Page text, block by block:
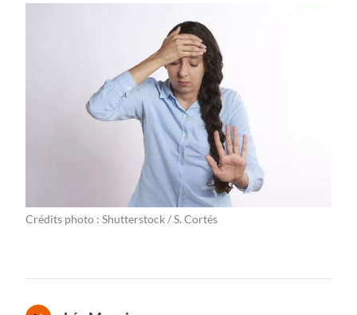
Crédits photo : Shutterstock / S. Cortés